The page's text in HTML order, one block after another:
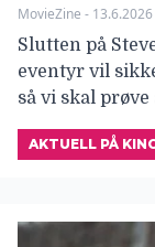
MovieZine -
Slutten på
eventyr vil
så vi skal
AKTUELL PÅ